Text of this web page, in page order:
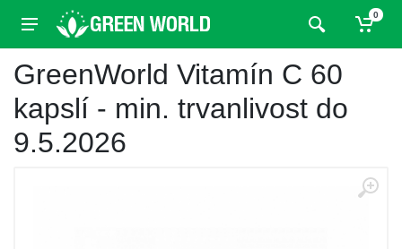
0
GreenWorld Vitamín C 60
kapslí - min. trvanlivost do
9.5.2026